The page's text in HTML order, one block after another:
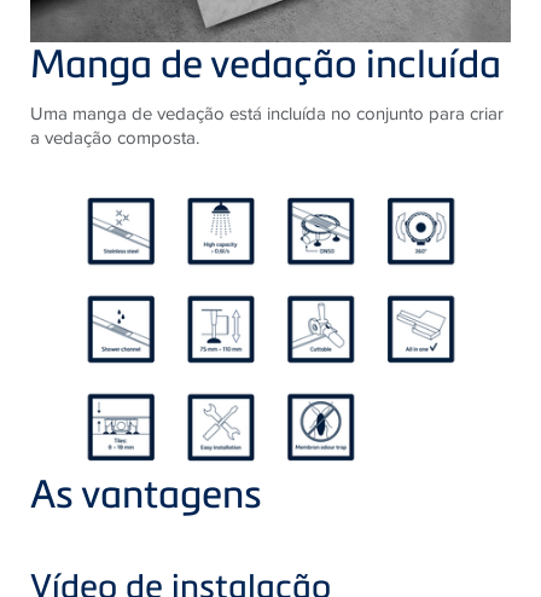
Manga de vedação incluída
Uma manga de vedação está incluída no conjunto para criar
a vedação composta. ​​
As vantagens
Vídeo de instalação